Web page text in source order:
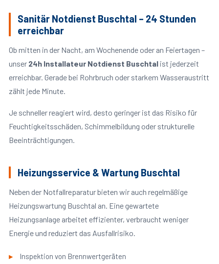
Sanitär Notdienst Buschtal – 24 Stunden
erreichbar
Ob mitten in der Nacht, am Wochenende oder an Feiertagen –
unser 24h Installateur Notdienst Buschtalist jederzeit
erreichbar. Gerade bei Rohrbruch oder starkem Wasseraustritt
zählt jede Minute.
Je schneller reagiert wird, desto geringer ist das Risiko für
Feuchtigkeitsschäden, Schimmelbildung oder strukturelle
Beeinträchtigungen.
Heizungsservice & Wartung Buschtal
Neben der Notfallreparatur bieten wir auch regelmäßige
Heizungswartung Buschtal an. Eine gewartete
Heizungsanlage arbeitet effizienter, verbraucht weniger
Energie und reduziert das Ausfallrisiko.
Inspektion von Brennwertgeräten